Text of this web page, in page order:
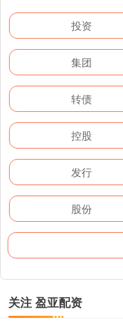
投资
集团
转债
控股
发行
股份
关注 盈亚配资